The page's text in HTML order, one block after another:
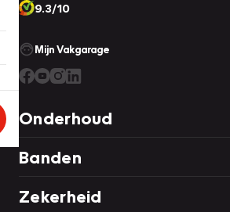
9.3/10
Mijn Vakgarage
Onderhoud
Banden
Zekerheid